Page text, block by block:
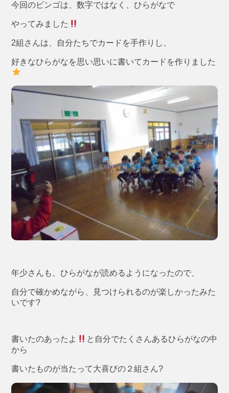
今回のビンゴは、数字ではなく、ひらがなで
やってみました
2組さんは、自分たちでカードを手作りし、
好きなひらがなを思い思いに書いてカードを作りました
年少さんも、ひらがなが読めるようになったので、
自分で確かめながら、見つけられるのが楽しかったみた
いです?
書いたのあったよ
と自分でたくさんあるひらがなの中
から
書いたものが当たって大喜びの２組さん?